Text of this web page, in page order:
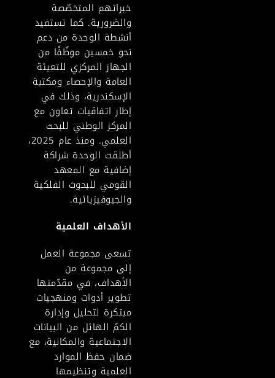
خبراتهم المتخصّصة
والضرورية. كما تستفيد
أنشطة الوحدة من دعم
نحو خمسين موظّفًا من
الجهاز المركزي للتعبئة
العامة والإحصاء ومكتبة
الإسكندرية، وذلك في
إطار اتفاقيات تعاون مع
المركز الوطني للبحث
العلمي. ومنذ عام 2025،
أطلقت الوحدة شراكة
إضافية مع المعهد
القومي للبحوث الفلكية
والجيوفيزيائية.
الأهداف العلمية
تسعى مجموعة العمل
إلى مجموعة من
الأهداف، في مقدّمتها
تطوير أدوات ومنهجيات
مبتكرة لتحليل وإدارة
الكمّ الهائل من البيانات
الاجتماعية والمكانية، مع
ضمان حفظ الموارد
العلمية وتنظيمها